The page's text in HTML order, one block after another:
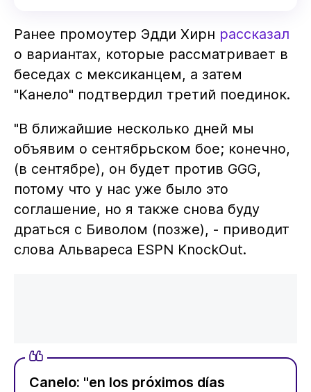
Ранее промоутер Эдди Хирн рассказал
о вариантах, которые рассматривает в
беседах с мексиканцем, а затем
"Канело" подтвердил третий поединок.
"В ближайшие несколько дней мы
объявим о сентябрьском бое; конечно,
(в сентябре), он будет против GGG,
потому что у нас уже было это
соглашение, но я также снова буду
драться с Биволом (позже), - приводит
слова Альвареса ESPN KnockOut.
Canelo: "en los próximos días